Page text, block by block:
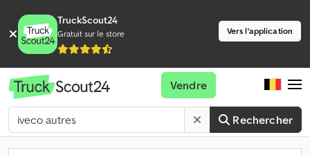
TruckScout24
Gratuit sur le store Vers l'application
Rechercher
Vendre